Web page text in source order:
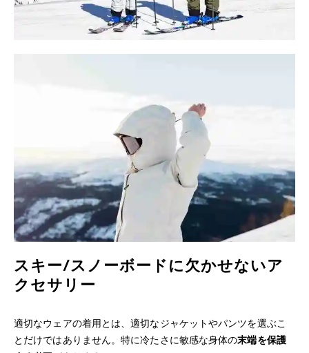
スキー/スノーボードに欠かせないア
クセサリー
適切なウェアの着用とは、適切なジャケットやパンツを選ぶこ
とだけではありません。特に冷たさに敏感な身体の末端を保護